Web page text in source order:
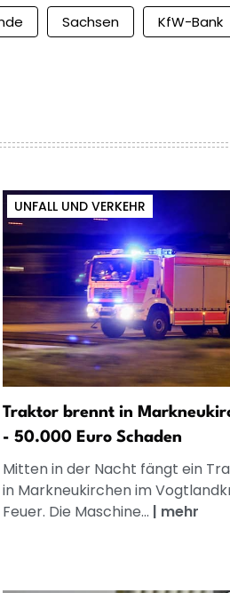
Sachsen KfW-Bank
UNFALL UND VERKEHR
Traktor brennt in
- 50.000 Euro Schaden
Mitten in der Nacht fängt ein
in Markneukirchen im
Feuer. Die Maschine... | mehr